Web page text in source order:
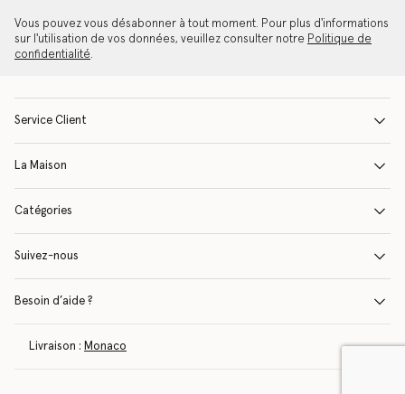
Vous pouvez vous désabonner à tout moment. Pour plus d'informations
sur l'utilisation de vos données, veuillez consulter notre Politique de
confidentialité.
Service Client
La Maison
Catégories
Suivez-nous
Besoin d’aide ?
Livraison : Monaco